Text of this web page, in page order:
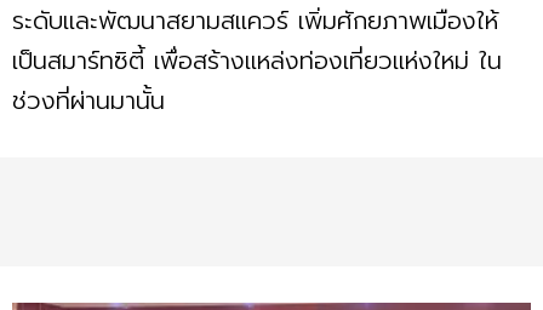
ระดับและพัฒนาสยามสแควร์ เพิ่มศักยภาพเมืองให้
เป็นสมาร์ทซิตี้ เพื่อสร้างแหล่งท่องเที่ยวแห่งใหม่ ใน
ช่วงที่ผ่านมานั้น